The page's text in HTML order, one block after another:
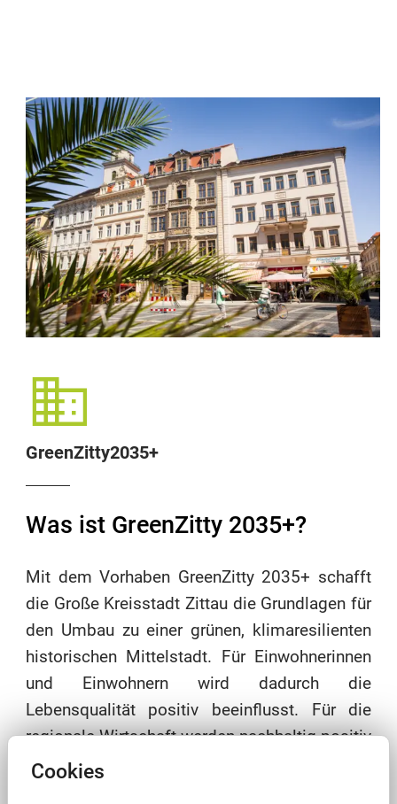
GreenZitty2035+
Was ist GreenZitty 2035+?
Mit dem Vorhaben GreenZitty 2035+ schafft
die Große Kreisstadt Zittau die Grundlagen für
den Umbau zu einer grünen, klimaresilienten
historischen Mittelstadt. Für Einwohnerinnen
und Einwohnern wird dadurch die
Lebensqualität positiv beeinflusst. Für die
regionale Wirtschaft werden nachhaltig positiv
wirkende Standortbedingungen geschaffen
Cookies